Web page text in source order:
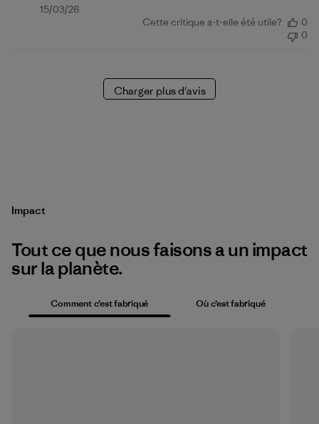
Date
15/03/26
Cette critique a-t-elle été utile?
0
0
Charger plus d'avis
Impact
Tout ce que nous faisons a un impact
sur la planète.
Comment c’est fabriqué Où c’est fabriqué